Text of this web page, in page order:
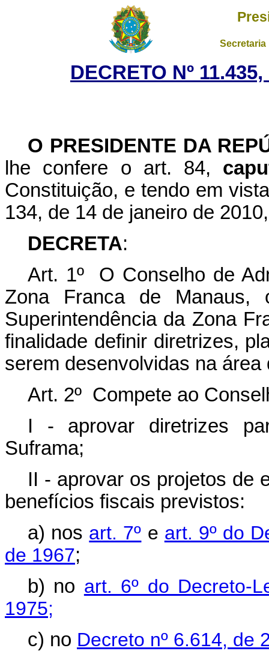
DECRETO Nº
O PRESIDENTE DA
lhe confere o art. 84,
Constituição, e tendo em
134, de 14 de janeiro de 2010,
DECRETA:
Art. 1º O Conselho de
Zona Franca de Manaus,
Superintendência da Zona
finalidade definir diretrizes,
serem desenvolvidas na
Art. 2º Compete ao
I - aprovar diretrizes
Suframa;
II - aprovar os projetos de
benefícios fiscais previstos:
a) nos art. 7º e art. 9º do
de 1967;
b) no art. 6º do Decreto-
1975;
c) no Decreto nº 6.614, de